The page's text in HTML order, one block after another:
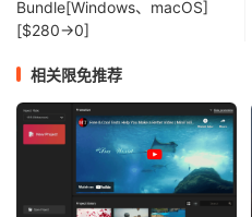
Bundle[Windows、macOS]
[$280→0]
相关限免推荐